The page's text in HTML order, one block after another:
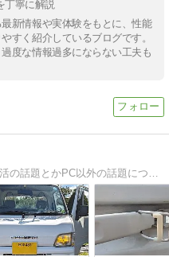
丁寧に解説
新情報や実体験をもとに、性能
すく紹介しているブログです。
度な情報過多にならない工夫も
precious and period time 日常生活の話題とかPC以外の話題についてのブログになります。自動車関係の記事が多くなるかもしれません。